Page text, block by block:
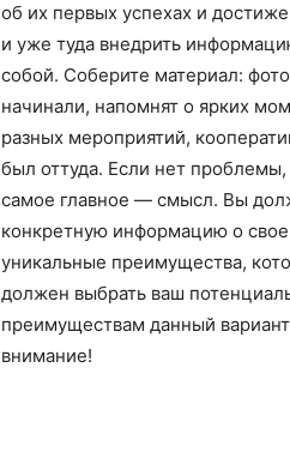
об их первых успехах и
и уже туда внедрить
собой. Соберите материал:
начинали, напомнят о ярких
разных мероприятий,
был оттуда. Если нет
самое главное — смысл. Вы
конкретную информацию о
уникальные преимущества,
должен выбрать ваш
преимуществам данный
внимание!